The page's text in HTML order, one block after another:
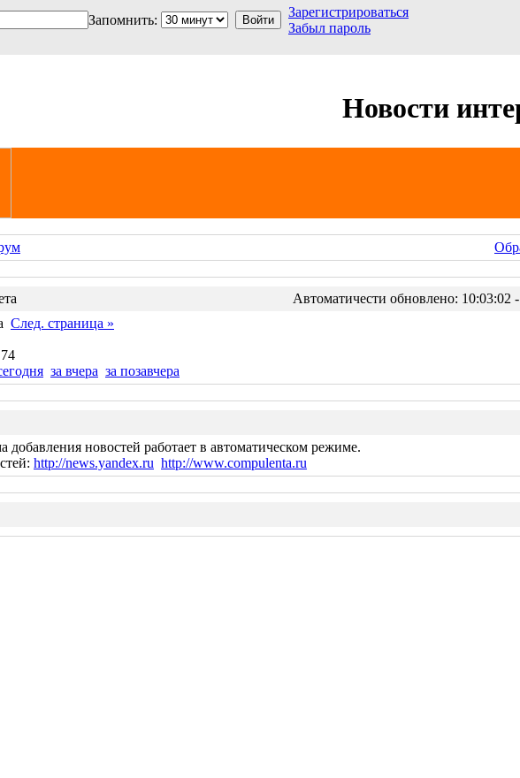
Запомнить:
Зарегистрироваться
Забыл пароль
Новости
Автоматичести обновлено: 10:03:02
След. страница »
за вчера за позавчера
добавления новостей работает в автоматическом режиме.
http://news.yandex.ru http://www.compulenta.ru